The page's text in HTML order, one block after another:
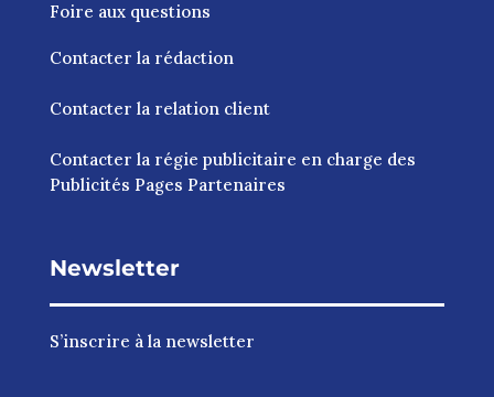
Foire aux questions
Contacter la rédaction
Contacter la relation client
Contacter la régie publicitaire en charge des
Publicités Pages Partenaires
Newsletter
S’inscrire à la newsletter